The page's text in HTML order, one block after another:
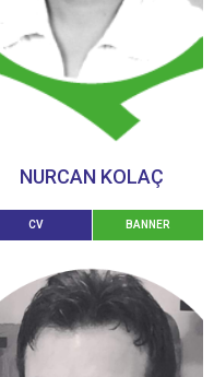
NURCAN KOLAÇ
CV BANNER